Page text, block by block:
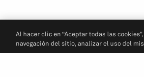
Al hacer clic en “Aceptar todas las
navegación del sitio, analizar el uso del